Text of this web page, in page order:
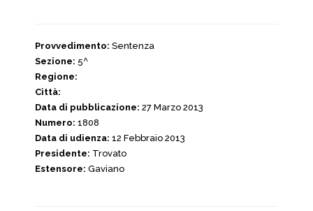
Provvedimento: Sentenza
Sezione: 5^
Regione:
Città:
Data di pubblicazione: 27 Marzo 2013
Numero: 1808
Data di udienza: 12 Febbraio 2013
Presidente: Trovato
Estensore: Gaviano